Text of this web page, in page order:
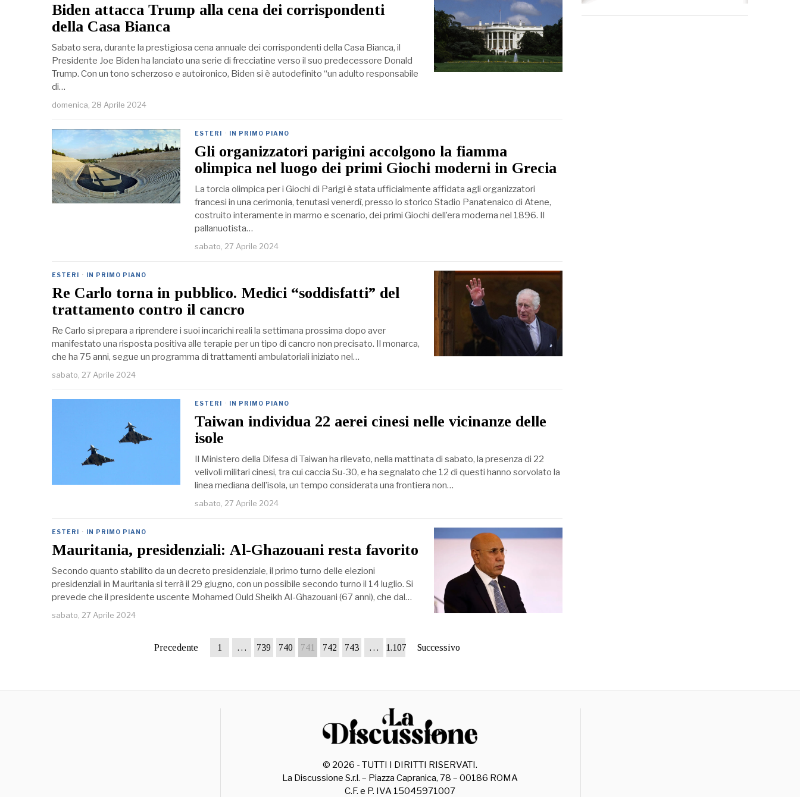
Biden attacca Trump alla cena dei corrispondenti
della Casa Bianca
Sabato sera, durante la prestigiosa cena annuale dei corrispondenti della Casa Bianca, il
Presidente Joe Biden ha lanciato una serie di frecciatine verso il suo predecessore Donald
Trump. Con un tono scherzoso e autoironico, Biden si è autodefinito “un adulto responsabile
di…
domenica, 28 Aprile 2024
ESTERI · IN PRIMO PIANO
Gli organizzatori parigini accolgono la fiamma
olimpica nel luogo dei primi Giochi moderni in Grecia
La torcia olimpica per i Giochi di Parigi è stata ufficialmente affidata agli organizzatori
francesi in una cerimonia, tenutasi venerdì, presso lo storico Stadio Panatenaico di Atene,
costruito interamente in marmo e scenario, dei primi Giochi dell’era moderna nel 1896. Il
pallanuotista…
sabato, 27 Aprile 2024
ESTERI · IN PRIMO PIANO
Re Carlo torna in pubblico. Medici “soddisfatti” del
trattamento contro il cancro
Re Carlo si prepara a riprendere i suoi incarichi reali la settimana prossima dopo aver
manifestato una risposta positiva alle terapie per un tipo di cancro non precisato. Il monarca,
che ha 75 anni, segue un programma di trattamenti ambulatoriali iniziato nel…
sabato, 27 Aprile 2024
ESTERI · IN PRIMO PIANO
Taiwan individua 22 aerei cinesi nelle vicinanze delle
isole
Il Ministero della Difesa di Taiwan ha rilevato, nella mattinata di sabato, la presenza di 22
velivoli militari cinesi, tra cui caccia Su-30, e ha segnalato che 12 di questi hanno sorvolato la
linea mediana dell’isola, un tempo considerata una frontiera non…
sabato, 27 Aprile 2024
ESTERI · IN PRIMO PIANO
Mauritania, presidenziali: Al-Ghazouani resta favorito
Secondo quanto stabilito da un decreto presidenziale, il primo turno delle elezioni
presidenziali in Mauritania si terrà il 29 giugno, con un possibile secondo turno il 14 luglio. Si
prevede che il presidente uscente Mohamed Ould Sheikh Al-Ghazouani (67 anni), che dal…
sabato, 27 Aprile 2024
Precedente 1 … 739 740 741 742 743 … 1.107 Successivo
© 2026 - TUTTI I DIRITTI RISERVATI.
La Discussione S.r.l. – Piazza Capranica, 78 – 00186 ROMA
C.F. e P. IVA 15045971007